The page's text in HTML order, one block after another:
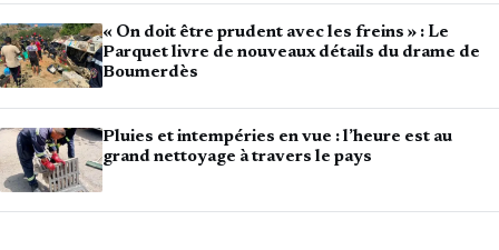
« On doit être prudent avec les freins » : Le
Parquet livre de nouveaux détails du drame de
Boumerdès
Pluies et intempéries en vue : l’heure est au
grand nettoyage à travers le pays